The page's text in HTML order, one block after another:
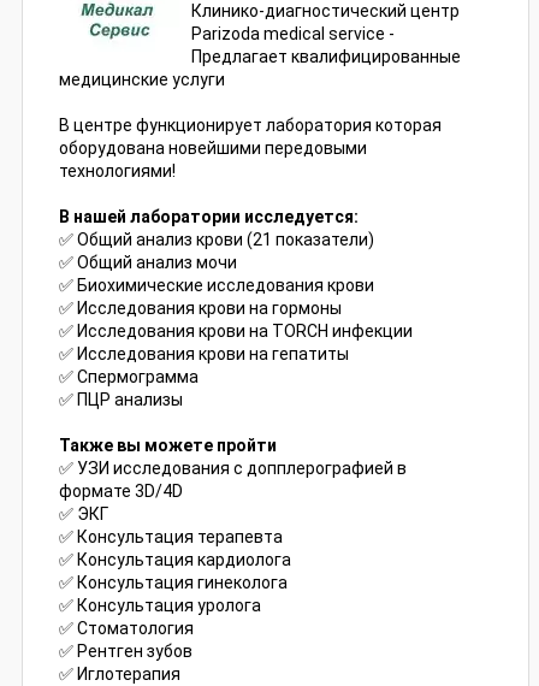
Клинико-диагностический центр
Parizoda medical service -
Предлагает квалифицированные
медицинские услуги
В центре функционирует лаборатория которая
оборудована новейшими передовыми
технологиями!
В нашей лаборатории исследуется:
✅ Общий анализ крови (21 показатели)
✅ Общий анализ мочи
✅ Биохимические исследования крови
✅ Исследования крови на гормоны
✅ Исследования крови на TORCH инфекции
✅ Исследования крови на гепатиты
✅ Спермограмма
✅ ПЦР анализы
Также вы можете пройти
✅ УЗИ исследования с допплерографией в
формате 3D/4D
✅ ЭКГ
✅ Консультация терапевта
✅ Консультация кардиолога
✅ Консультация гинеколога
✅ Консультация уролога
✅ Стоматология
✅ Рентген зубов
✅ Иглотерапия